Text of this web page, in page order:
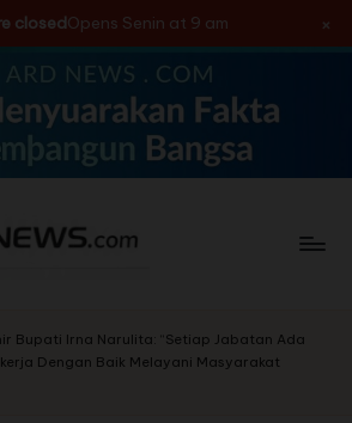
closedOpens Senin at 9 am ×
Bupati Irna Narulita: “Setiap Jabatan Ada
Dengan Baik Melayani Masyarakat